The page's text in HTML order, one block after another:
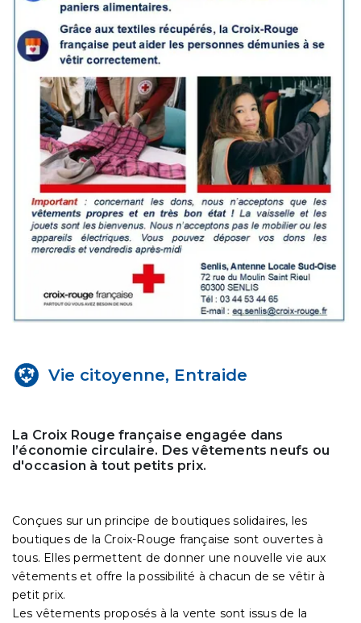
Vie citoyenne, Entraide
La Croix Rouge française engagée dans
l’économie circulaire. Des vêtements neufs ou
d'occasion à tout petits prix.
Conçues sur un principe de boutiques solidaires, les
boutiques de la Croix-Rouge française sont ouvertes à
tous. Elles permettent de donner une nouvelle vie aux
vêtements et offre la possibilité à chacun de se vêtir à
petit prix.
Les vêtements proposés à la vente sont issus de la